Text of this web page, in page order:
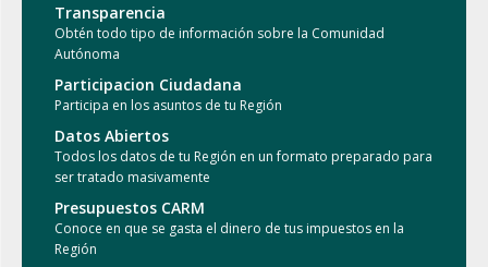
Transparencia
Obtén todo tipo de información sobre la Comunidad
Autónoma
Participacion Ciudadana
Participa en los asuntos de tu Región
Datos Abiertos
Todos los datos de tu Región en un formato preparado para
ser tratado masivamente
Presupuestos CARM
Conoce en que se gasta el dinero de tus impuestos en la
Región